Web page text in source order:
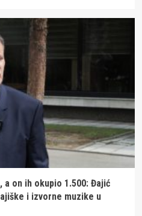
a on ih okupio 1.500: Đajić
i izvorne muzike u